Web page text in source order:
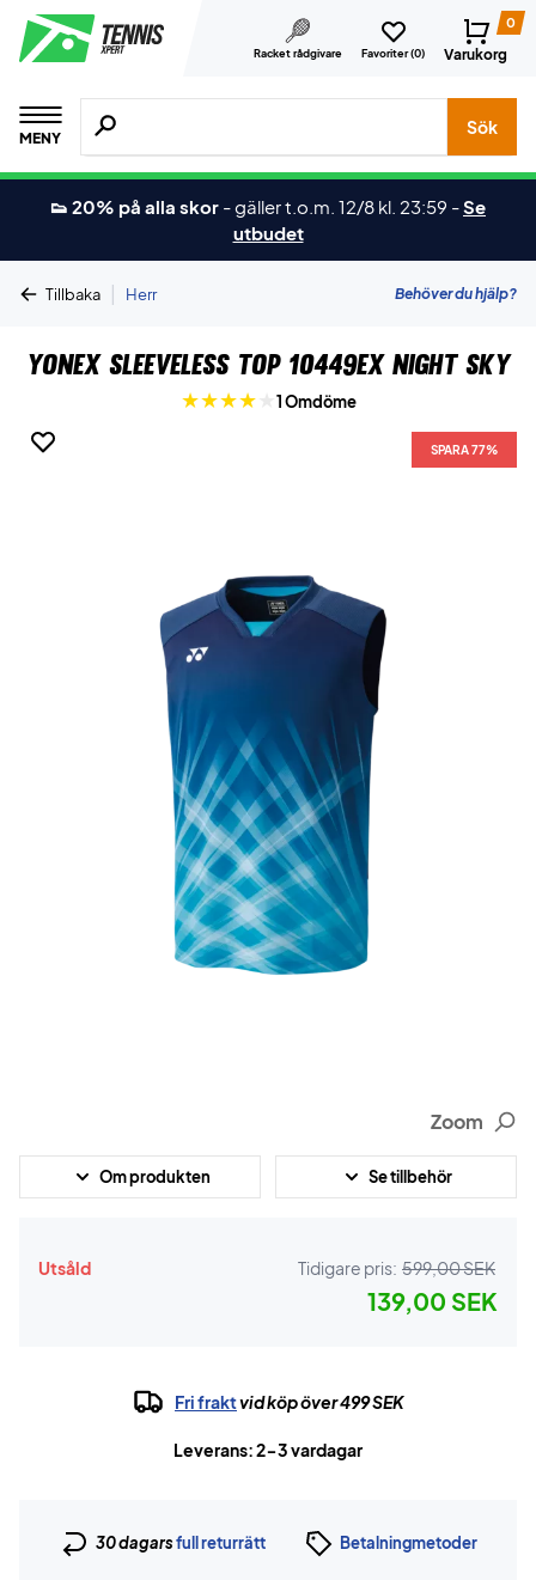
Racket rådgivare Favoriter (0)
0
Varukorg
MENY
Sök efter produkter, märken osv.
Sök
👟 20% på alla skor -gäller t.o.m. 12/8 kl. 23:59 -Se
utbudet
Tillbaka | Herr Behöver du hjälp?
Yonex Sleeveless Top 10449EX Night Sky
1 Omdöme
SPARA 77%
Zoom
Om produkten Se tillbehör
Utsåld Tidigare pris: 599,00 SEK
139,00 SEK
Fri fraktvid köp över 499 SEK
Leverans: 2-3 vardagar
30 dagarsfull returrätt Betalningmetoder